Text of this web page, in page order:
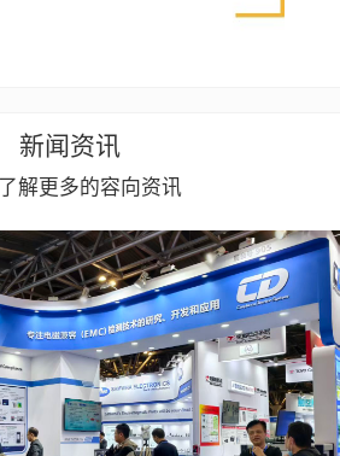
新闻资讯
解更多的容向资讯